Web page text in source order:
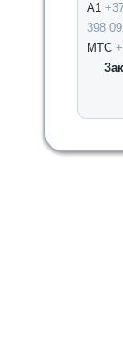
А1
398
МТС